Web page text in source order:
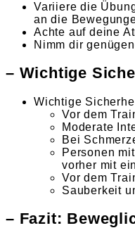
Variiere die
an die
Achte auf deine
Nimm dir
– Wichtige
Wichtige
Vor dem
Moderate
Bei
Personen
vorher mit
Vor dem
Sauberkeit
– Fazit: